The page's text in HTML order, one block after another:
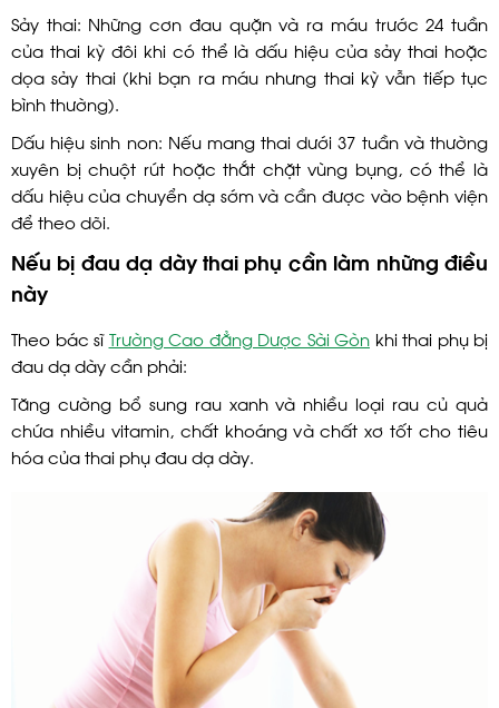
Sảy thai: Những cơn đau quặn và ra máu trước 24 tuần
của thai kỳ đôi khi có thể là dấu hiệu của sảy thai hoặc
dọa sảy thai (khi bạn ra máu nhưng thai kỳ vẫn tiếp tục
bình thường).
Dấu hiệu sinh non: Nếu mang thai dưới 37 tuần và thường
xuyên bị chuột rút hoặc thắt chặt vùng bụng, có thể là
dấu hiệu của chuyển dạ sớm và cần được vào bệnh viện
để theo dõi.
Nếu bị đau dạ dày thai phụ cần làm những điều
này
Theo bác sĩTrường Cao đẳng Dược Sài Gòn khi thai phụ bị
đau dạ dày cần phải:
Tăng cường bổ sung rau xanh và nhiều loại rau củ quả
chứa nhiều vitamin, chất khoáng và chất xơ tốt cho tiêu
hóa của thai phụ đau dạ dày.